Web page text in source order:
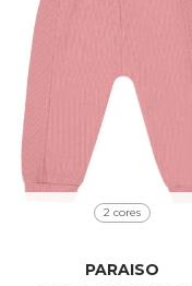
2 cores
PARAISO